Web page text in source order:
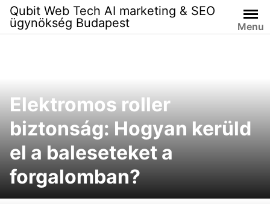
Skip
content
Qubit Web Tech AI marketing & SEO
ügynökség Budapest
Menu
Elektromos roller
biztonság: Hogyan kerüld
el a baleseteket a
forgalomban?